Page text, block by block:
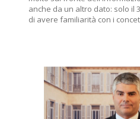
anche da un altro dato: solo il
di avere familiarità con i